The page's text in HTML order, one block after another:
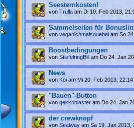
Seesternkosten!
von Trulla am Di 19. Feb 2013,
Sammelseiten für
von veganichmalsouebel am So
Boostbedingungen
von StiefelringBill am Do 24. Jan
News
von Koi am Mi 20. Feb 2013, 22:14
"Bauen"-Button
von gekkoblaster am Do 24. Jan
der crewknopf
von Sealway am Sa 19. Jan 2013,